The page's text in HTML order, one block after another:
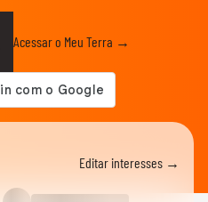
Acessar o Meu Terra →
Editar interesses →